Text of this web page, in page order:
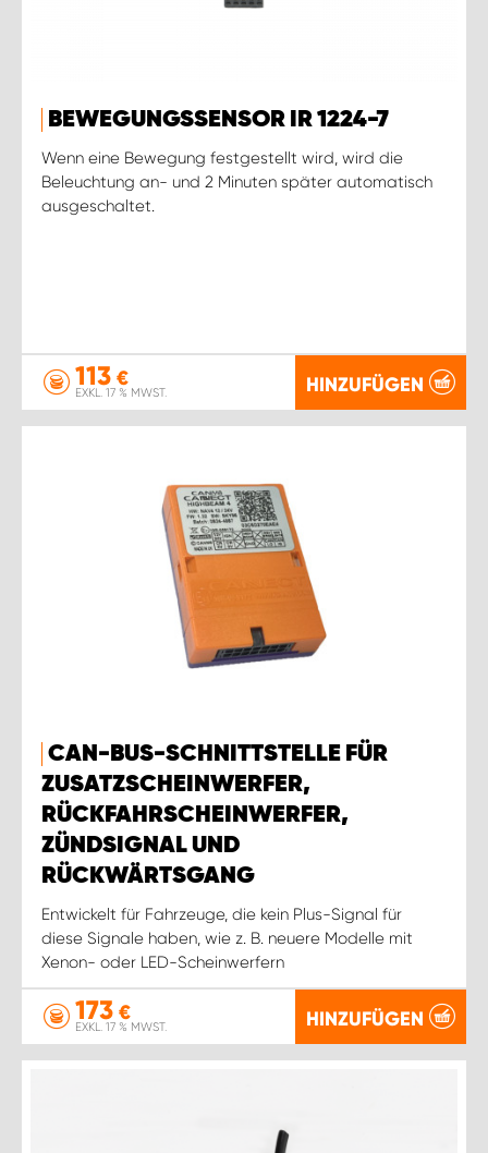
BEWEGUNGSSENSOR IR 1224-7
Wenn eine Bewegung festgestellt wird, wird die
Beleuchtung an- und 2 Minuten später automatisch
ausgeschaltet.
113 €
EXKL. 17 % MWST. HINZUFÜGEN
CAN-BUS-SCHNITTSTELLE FÜR
ZUSATZSCHEINWERFER,
RÜCKFAHRSCHEINWERFER,
ZÜNDSIGNAL UND
RÜCKWÄRTSGANG
Entwickelt für Fahrzeuge, die kein Plus-Signal für
diese Signale haben, wie z. B. neuere Modelle mit
Xenon- oder LED-Scheinwerfern
173 €
EXKL. 17 % MWST. HINZUFÜGEN